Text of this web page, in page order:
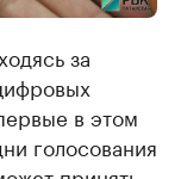
за
в этом
голосования